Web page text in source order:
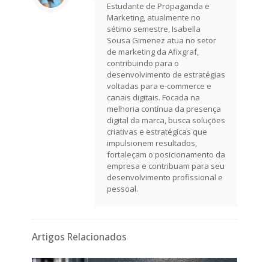
Estudante de Propaganda e
Marketing, atualmente no
sétimo semestre, Isabella
Sousa Gimenez atua no setor
de marketing da Afixgraf,
contribuindo para o
desenvolvimento de estratégias
voltadas para e-commerce e
canais digitais. Focada na
melhoria contínua da presença
digital da marca, busca soluções
criativas e estratégicas que
impulsionem resultados,
fortaleçam o posicionamento da
empresa e contribuam para seu
desenvolvimento profissional e
pessoal.
Artigos Relacionados